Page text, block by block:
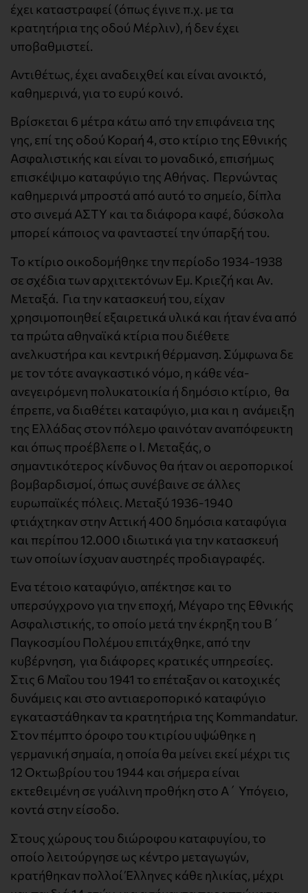
έχει καταστραφεί (όπως έγινε π.χ. με τα
κρατητήρια της οδού Μέρλιν), ή δεν έχει
υποβαθμιστεί.
Αντιθέτως, έχει αναδειχθεί και είναι ανοικτό,
καθημερινά, για το ευρύ κοινό.
Βρίσκεται 6 μέτρα κάτω από την επιφάνεια της
γης, επί της οδού Κοραή 4, στο κτίριο της Εθνικής
Ασφαλιστικής και είναι το μοναδικό, επισήμως
επισκέψιμο καταφύγιο της Αθήνας. Περνώντας
καθημερινά μπροστά από αυτό το σημείο, δίπλα
στο σινεμά ΑΣΤΥ και τα διάφορα καφέ, δύσκολα
μπορεί κάποιος να φανταστεί την ύπαρξή του.
Το κτίριο οικοδομήθηκε την περίοδο 1934-1938
σε σχέδια των αρχιτεκτόνων Εμ. Κριεζή και Αν.
Μεταξά. Για την κατασκευή του, είχαν
χρησιμοποιηθεί εξαιρετικά υλικά και ήταν ένα από
τα πρώτα αθηναϊκά κτίρια που διέθετε
ανελκυστήρα και κεντρική θέρμανση. Σύμφωνα δε
με τον τότε αναγκαστικό νόμο, η κάθε νέα-
ανεγειρόμενη πολυκατοικία ή δημόσιο κτίριο, θα
έπρεπε, να διαθέτει καταφύγιο, μια και η ανάμειξη
της Ελλάδας στον πόλεμο φαινόταν αναπόφευκτη
και όπως προέβλεπε ο Ι. Μεταξάς, ο
σημαντικότερος κίνδυνος θα ήταν οι αεροπορικοί
βομβαρδισμοί, όπως συνέβαινε σε άλλες
ευρωπαϊκές πόλεις. Μεταξύ 1936-1940
φτιάχτηκαν στην Αττική 400 δημόσια καταφύγια
και περίπου 12.000 ιδιωτικά για την κατασκευή
των οποίων ίσχυαν αυστηρές προδιαγραφές.
Ενα τέτοιο καταφύγιο, απέκτησε και το
υπερσύγχρονο για την εποχή, Μέγαρο της Εθνικής
Ασφαλιστικής, το οποίο μετά την έκρηξη του Β΄
Παγκοσμίου Πολέμου επιτάχθηκε, από την
κυβέρνηση, για διάφορες κρατικές υπηρεσίες.
Στις 6 Μαΐου του 1941 το επέταξαν οι κατοχικές
δυνάμεις και στο αντιαεροπορικό καταφύγιο
εγκαταστάθηκαν τα κρατητήρια της Kommandatur.
Στον πέμπτο όροφο του κτιρίου υψώθηκε η
γερμανική σημαία, η οποία θα μείνει εκεί μέχρι τις
12 Οκτωβρίου του 1944 και σήμερα είναι
εκτεθειμένη σε γυάλινη προθήκη στο Α΄ Υπόγειο,
κοντά στην είσοδο.
Στους χώρους του διώροφου καταφυγίου, το
οποίο λειτούργησε ως κέντρο μεταγωγών,
κρατήθηκαν πολλοί Έλληνες κάθε ηλικίας, μέχρι